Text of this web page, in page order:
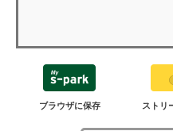
ブラウザに保存 ストリ